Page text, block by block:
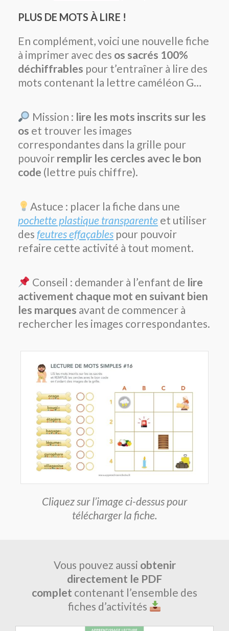
PLUS DE MOTS À LIRE !
En complément, voici une nouvelle fiche
à imprimer avec des os sacrés 100%
déchiffrables pour t’entraîner à lire des
mots contenant la lettre caméléon G…
Mission : lire les mots inscrits sur les
os et trouver les images
correspondantes dans la grille pour
pouvoir remplir les cercles avec le bon
code (lettre puis chiffre).
Astuce : placer la fiche dans une
pochette plastique transparente et utiliser
des feutres effaçables pour pouvoir
refaire cette activité à tout moment.
Conseil : demander à l’enfant de lire
activement chaque mot en suivant bien
les marques avant de commencer à
rechercher les images correspondantes.
Cliquez sur l’image ci-dessus pour
télécharger la fiche.
Vous pouvez aussi obtenir
directement le PDF
complet contenant l’ensemble des
fiches d’activités